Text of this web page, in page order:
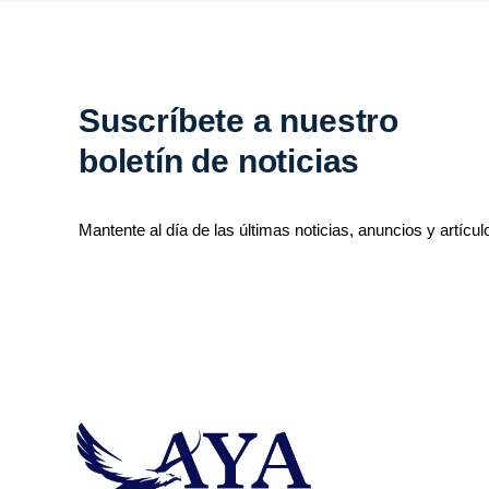
Suscríbete a nuestro
boletín de noticias
Mantente al día de las últimas noticias, anuncios y